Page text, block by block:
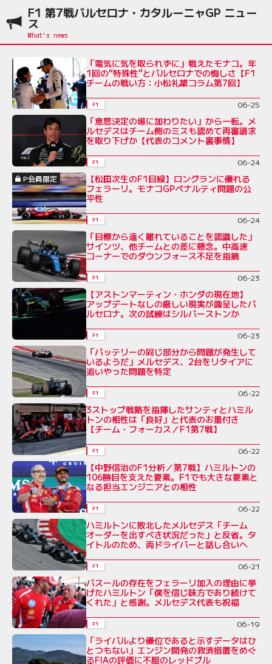
F1 第7戦バルセロナ・カタルーニャGP ニュー
ス
「電気に気を取られずに」戦えたモナコ。年
1回の“特殊性”とバルセロナでの悔しさ【F1
チームの戦い方：小松礼雄コラム第7回】
F1 06-25
「意思決定の場に加わりたい」から一転。メ
ルセデスはチーム側のミスも認めて再審請求
を取り下げか【代表のコメント裏事情】
F1
06-24
P会員限定
【松田次生のF1目線】ロングランに優れる
フェラーリ。モナコGPペナルティ問題の公
平性
F1 06-24
「目標から遠く離れていることを認識した」
サインツ、他チームとの差に懸念。中高速
コーナーでのダウンフォース不足を指摘
F1 06-23
【アストンマーティン・ホンダの現在地】
アップデートなしの厳しい現実が露呈したバ
ルセロナ。次の試練はシルバーストンか
F1 06-23
「バッテリーの同じ部分から問題が発生して
いるようだ」メルセデス、2台をリタイアに
追いやった問題を特定
F1 06-22
3ストップ戦略を指揮したサンティとハミル
トンの相性は「良好」と代表のお墨付き
【チーム・フォーカス／F1第7戦】
F1 06-22
【中野信治のF1分析／第7戦】ハミルトンの
106勝目を支えた要素。F1でも大きな要素と
なる担当エンジニアとの相性
F1 06-22
ハミルトンに敗北したメルセデス「チーム
オーダーを出すべき状況だった」と反省。タ
イトルのため、両ドライバーと話し合いへ
F1 06-21
バスールの存在をフェラーリ加入の理由に挙
げたハミルトン「僕を信じ味方であり続けて
くれた」と感謝。メルセデス代表も祝福
F1 06-19
「ライバルより優位であると示すデータはひ
とつもない」エンジン開発の救済措置をめぐ
るFIAの評価に不服のレッドブル